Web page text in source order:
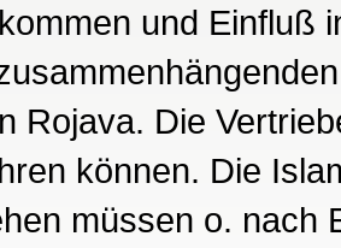
und Einfluß
Rojava. Die
können. Die
müssen o. nach